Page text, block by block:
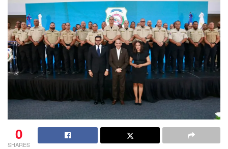
0
SHARES